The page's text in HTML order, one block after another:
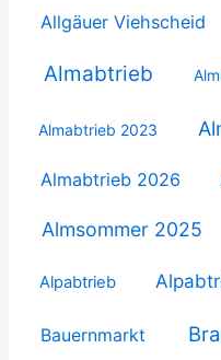
Allgäuer Viehscheid
Almabtrieb
Almabtrieb 2023
Almabtrieb 2026
Almsommer 2025
Alpabtrieb
Bauernmarkt